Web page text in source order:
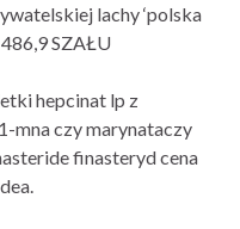
lachy ‘polska
SZAŁU
hepcinat lp z
mna czy marynataczy
finasteryd cena